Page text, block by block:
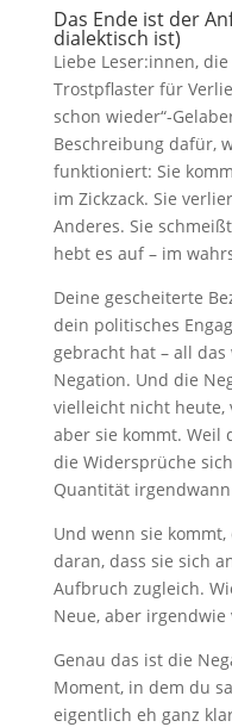
Das Ende ist der
dialektisch ist)
Liebe Leser:innen,
Trostpflaster für
schon wieder“-
Beschreibung dafür,
funktioniert: Sie
im Zickzack. Sie
Anderes. Sie
hebt es auf – im
Deine gescheiterte
dein politisches
gebracht hat – all
Negation. Und die
vielleicht nicht
aber sie kommt. Weil
die Widersprüche
Quantität
Und wenn sie
daran, dass sie sich
Aufbruch zugleich.
Neue, aber
Genau das ist die
Moment, in dem du
eigentlich eh ganz